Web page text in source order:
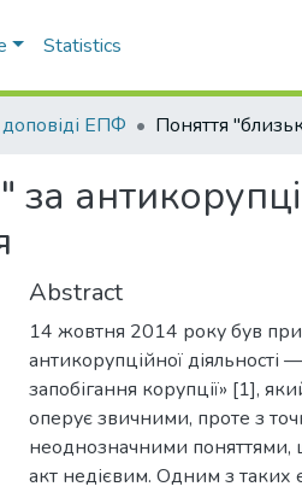
Statistics
доповіді ЕПФ
за
Abstract
14 жовтня 2014 року був
антикорупційної
запобігання корупції» [1],
оперує звичними, проте з
неоднозначними
акт недієвим. Одним з таких